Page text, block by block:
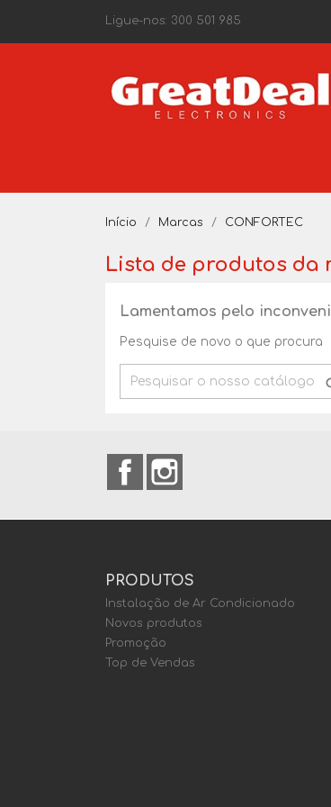
Ligue-nos: 300 501 985
Início Marcas CONFORTEC
Lista de produtos da
Lamentamos pelo
Pesquise de novo o que procura
Facebook
PRODUTOS
Instalação de Ar Condicionado
Novos produtos
Promoção
Top de Vendas